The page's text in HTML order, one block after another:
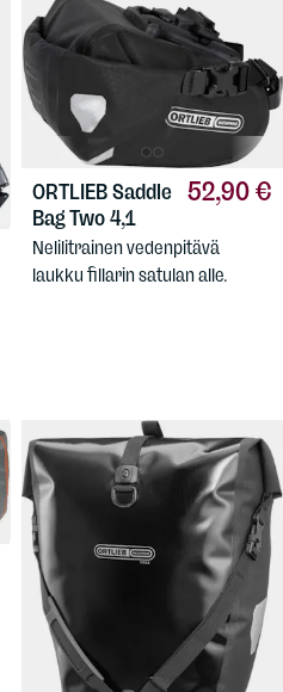
52,90 €
ORTLIEBSaddle
Bag Two 4,1
Nelilitrainen vedenpitävä
laukku fillarin satulan alle.